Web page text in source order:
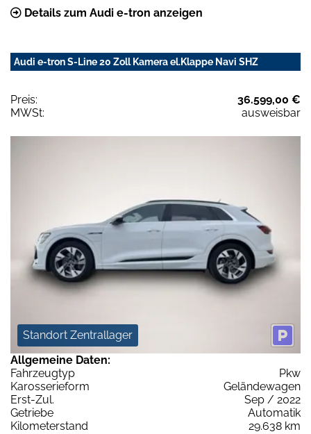
Details zum Audi e-tron anzeigen
Audi e-tron S-Line 20 Zoll Kamera el.Klappe Navi SHZ
Preis:
36.599,00 €
MWSt:
ausweisbar
Standort Zentrallager
Allgemeine Daten:
Fahrzeugtyp
Pkw
Karosserieform
Geländewagen
Erst-Zul.
Sep / 2022
Getriebe
Automatik
Kilometerstand
29.638 km